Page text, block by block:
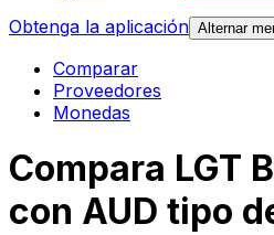
Obtenga la aplicación Alternar
Comparar
Proveedores
Monedas
Compara LGT
con AUD tipo